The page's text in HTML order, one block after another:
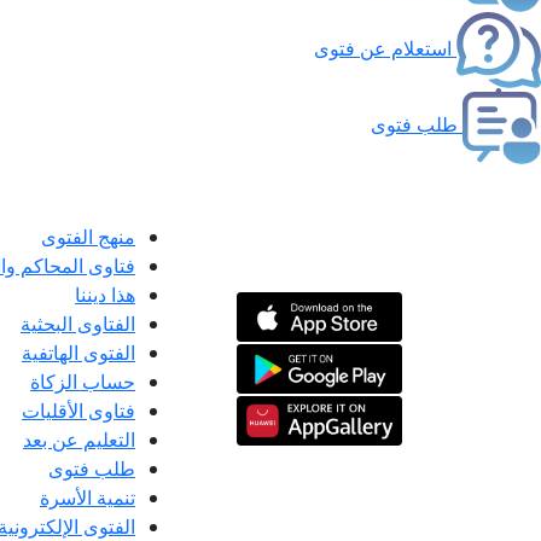
استعلام عن فتوى
طلب فتوى
منهج الفتوى
فتاوى المحاكم
هذا ديننا
الفتاوى البحثية
الفتوى الهاتفية
حساب الزكاة
فتاوى الأقليات
التعليم عن بعد
طلب فتوى
تنمية الأسرة
الفتوى الإلكترونية